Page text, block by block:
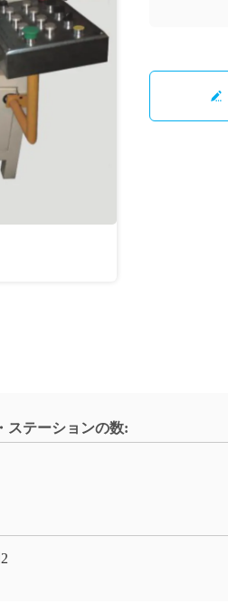
ステーションの数: